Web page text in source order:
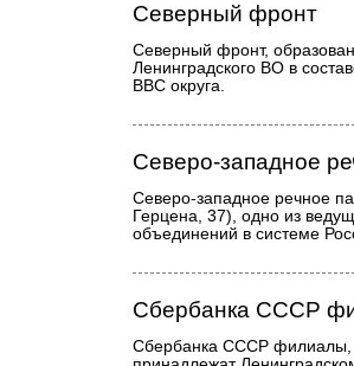
Северный фронт
Северный фронт,
Ленинградского ВО в
ВВС округа.
Северо-западное
Северо-западное речное
Герцена, 37), одно из
объединений в системе
Сбербанка СССР
Сбербанка СССР филиалы,